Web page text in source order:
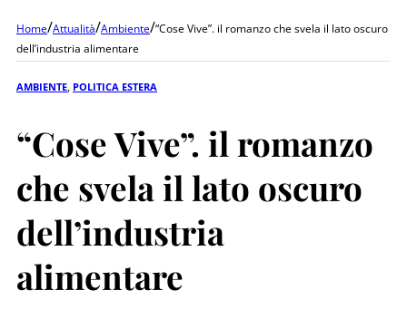
Home/Attualità/Ambiente/“Cose Vive”. il romanzo che svela il lato oscuro
dell’industria alimentare
AMBIENTE POLITICA ESTERA
“Cose Vive”. il romanzo
che svela il lato oscuro
dell’industria
alimentare